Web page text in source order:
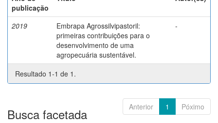
publicação
2019
Embrapa Agrossilvipastoril:
primeiras contribuições para o
desenvolvimento de uma
agropecuária sustentável.
-
Resultado 1-1 de 1.
Anterior 1 Póximo
Busca facetada